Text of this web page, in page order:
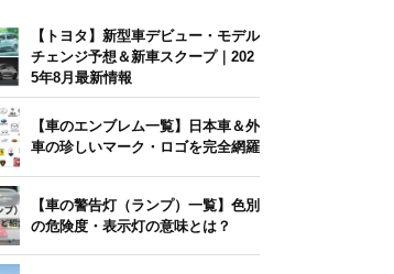
【トヨタ】新型車デビュー・モデル
チェンジ予想＆新車スクープ｜202
5年8月最新情報
【車のエンブレム一覧】日本車＆外
車の珍しいマーク・ロゴを完全網羅
【車の警告灯（ランプ）一覧】色別
の危険度・表示灯の意味とは？